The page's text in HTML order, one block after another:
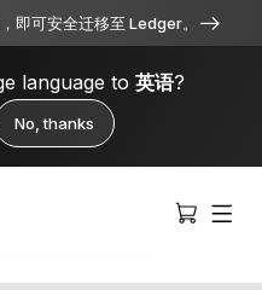
即可安全迁移至 Ledger。
language to 英语?
No, thanks